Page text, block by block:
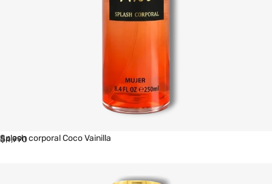
Splash corporal Coco Vainilla
$4,990